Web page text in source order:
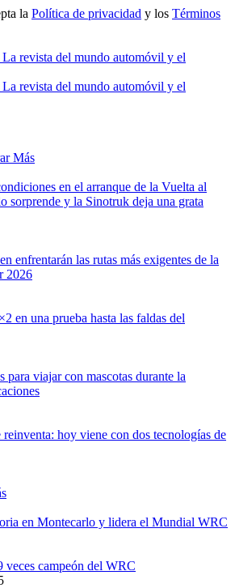
la Política de privacidad y los Términos
Más
en el arranque de la Vuelta al
sorprende y la Sinotruk deja una grata
enfrentarán las rutas más exigentes de la
2026
en una prueba hasta las faldas del
para viajar con mascotas durante la
hoy viene con dos tecnologías de
en Montecarlo y lidera el Mundial WRC
veces campeón del WRC